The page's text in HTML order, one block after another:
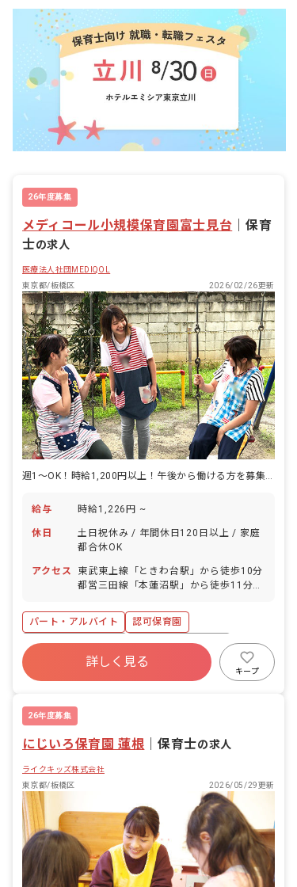
26年度募集
メディコール小規模保育園富士見台
保育
士の求人
医療法人社団MEDIQOL
東京都/板橋区
2026/02/26更新
週1～OK！時給1,200円以上！午後から働ける方を募集しています
給与 時給1,226円 ~
休日
土日祝休み / 年間休日120日以上 / 家庭
都合休OK
アクセス
東武東上線「ときわ台駅」から徒歩10分
都営三田線「本蓮沼駅」から徒歩11分
の間にはスーパーやコンビニもいくつか
あるので、お買い物もしやすい環境で
す。
パート・アルバイト
認可保育園
ボーナス・賞与あり
年間休日120日以上
寮・住宅・家賃補助あり
社会保険完備
退職金制度
詳しく見る
キープ
26年度募集
にじいろ保育園 蓮根 ｜保育士の求人
ライクキッズ株式会社
東京都/板橋区
2026/05/29更新